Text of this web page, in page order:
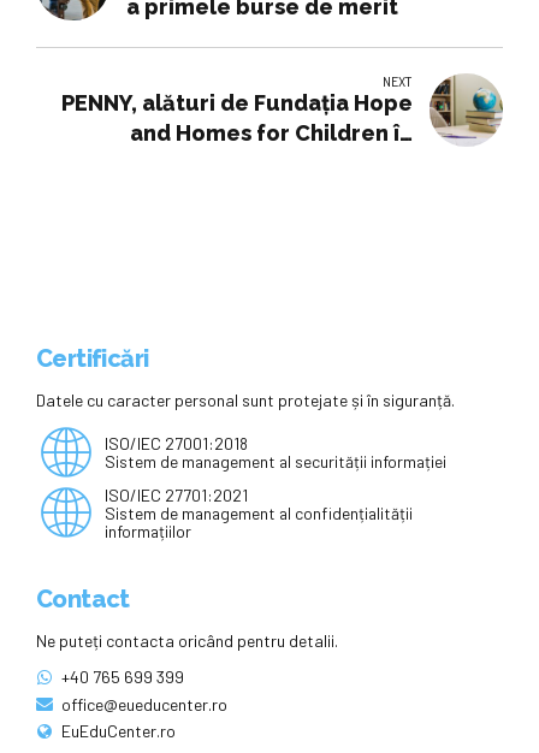
a primele burse de merit
NEXT
PENNY, alături de Fundația Hope
and Homes for Children în
Certificări
Datele cu caracter personal sunt protejate și în siguranță.
ISO/IEC 27001:2018
Sistem de management al securității informației
ISO/IEC 27701:2021
Sistem de management al confidențialității
informațiilor
Contact
Ne puteți contacta oricând pentru detalii.
+40 765 699 399
office@eueducenter.ro
EuEduCenter.ro